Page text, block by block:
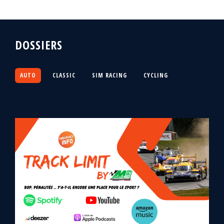
DOSSIERS
AUTO CLASSIC SIM RACING CYCLING